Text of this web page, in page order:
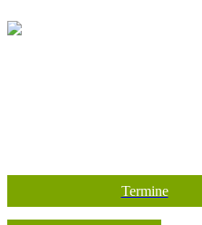
Termine